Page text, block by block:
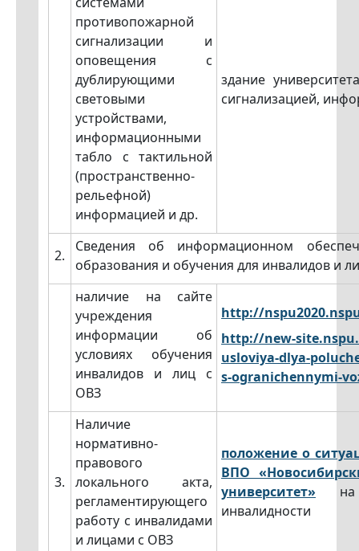
противопожарной
сигнализации и
оповещения с
дублирующими
световыми
устройствами,
информационными
табло с тактильной
(пространственно-
рельефной)
информацией и др.
здание
сигнализацией,
2.
Сведения об информационном
образования и обучения для инвалидов и
наличие на сайте
учреждения
информации об
условиях обучения
инвалидов и лиц с
ОВЗ
http://
http://new-
usloviya-dlya-
s-ogranichennymi-
3.
Наличие
нормативно-
правового
локального акта,
регламентирующего
работу с инвалидами
и лицами с ОВЗ
положение о
ВПО
университет»
инвалидности